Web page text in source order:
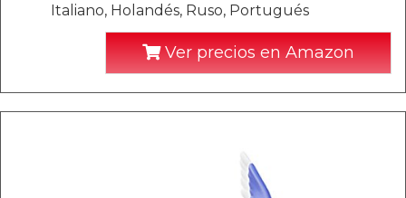
Italiano, Holandés, Ruso, Portugués
Ver precios en Amazon